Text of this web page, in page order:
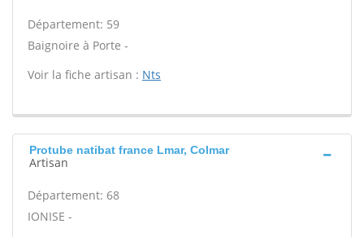
Département: 59
Baignoire à Porte -
Voir la fiche artisan : Nts
Protube natibat france Lmar, Colmar
Artisan
Département: 68
IONISE -